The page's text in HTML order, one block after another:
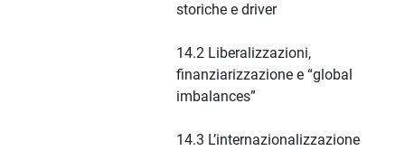
storiche e driver
14.2 Liberalizzazioni,
finanziarizzazione e “global
imbalances”
14.3 L’internazionalizzazione